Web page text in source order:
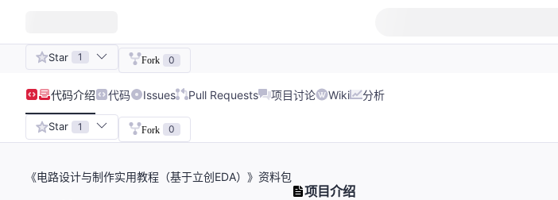
Star 1 Fork 0
代码介绍 代码 Issues Pull Requests 项目讨论 Wiki 分析
Star 1 Fork 0
《电路设计与制作实用教程（基于立创EDA）》资料包
项目介绍